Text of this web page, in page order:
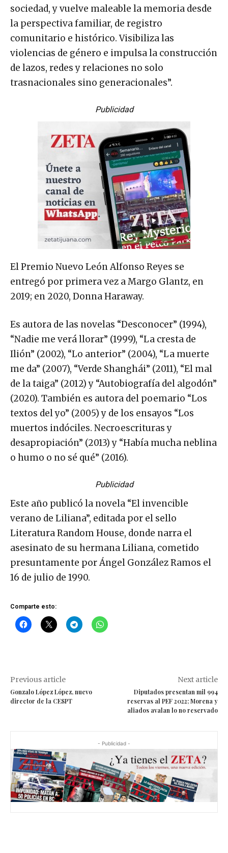
sociedad, y vuelve maleable la memoria desde
la perspectiva familiar, de registro
comunitario e histórico. Visibiliza las
violencias de género e impulsa la construcción
de lazos, redes y relaciones no solo
trasnacionales sino generacionales”.
Publicidad
El Premio Nuevo León Alfonso Reyes se
entregó por primera vez a Margo Glantz, en
2019; en 2020, Donna Haraway.
Es autora de las novelas “Desconocer” (1994),
“Nadie me verá llorar” (1999), “La cresta de
Ilión” (2002), “Lo anterior” (2004), “La muerte
me da” (2007), “Verde Shanghái” (2011), “El mal
de la taiga” (2012) y “Autobiografía del algodón”
(2020). También es autora del poemario “Los
textos del yo” (2005) y de los ensayos “Los
muertos indóciles. Necroescrituras y
desapropiación” (2013) y “Había mucha neblina
o humo o no sé qué” (2016).
Publicidad
Este año publicó la novela “El invencible
verano de Liliana”, editada por el sello
Literatura Random House, donde narra el
asesinato de su hermana Liliana, cometido
presuntamente por Ángel González Ramos el
16 de julio de 1990.
Comparte esto:
Previous article
Gonzalo López López, nuevo
director de la CESPT
Next article
Diputados presentan mil 994
reservas al PEF 2022; Morena y
aliados avalan lo no reservado
- Publicidad -